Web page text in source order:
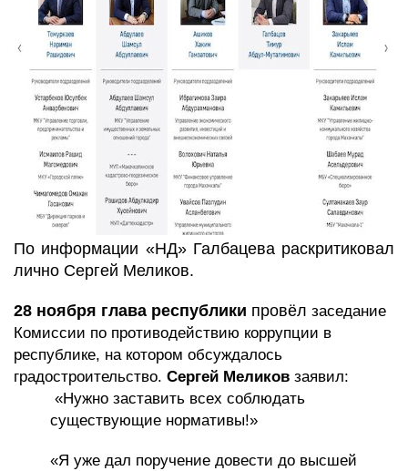
По информации «НД» Галбацева раскритиковал
лично Сергей Меликов.
28 ноября глава республики провёл заседание
Комиссии по противодействию коррупции в
республике, на котором обсуждалось
градостроительство. Сергей Меликов заявил:
«Нужно заставить всех соблюдать
существующие нормативы!»
«Я уже дал поручение довести до высшей